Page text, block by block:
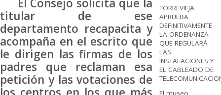
El Consejo solicita que la
titular de ese
departamento recapacita y
acompaña en el escrito que
le dirigen las firmas de los
padres que reclaman esa
petición y las votaciones de
TORREVIEJA
APRUEBA
DEFINITIVAMENTE
LA ORDENANZA
QUE REGULARÁ
LAS
INSTALACIONES Y
EL CABLEADO DE
El museo